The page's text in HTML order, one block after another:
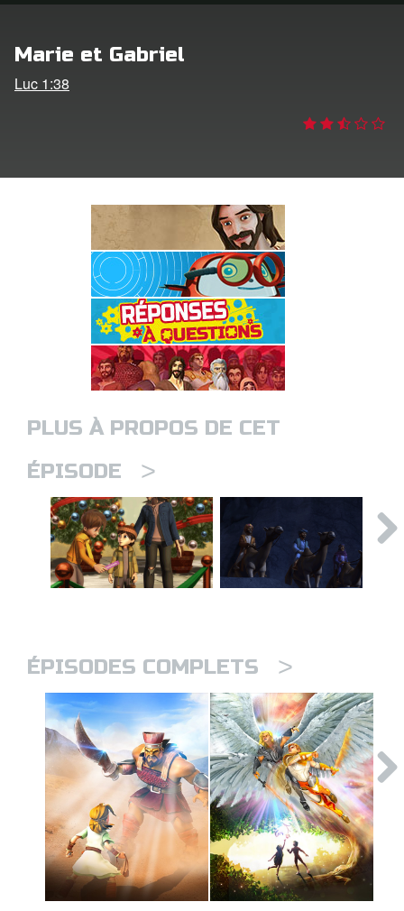
de langue
Marie et Gabriel
Luc 1:38
PLUS À PROPOS DE CET
ÉPISODE
>
ÉPISODES COMPLETS >